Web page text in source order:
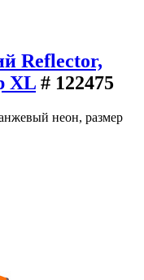
Reflector,
XL # 122475
неон, размер